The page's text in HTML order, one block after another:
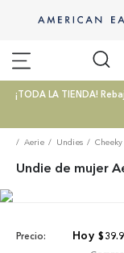
¡TODA LA TIENDA!
Aerie Undies
Undie de mujer
Precio: $39.